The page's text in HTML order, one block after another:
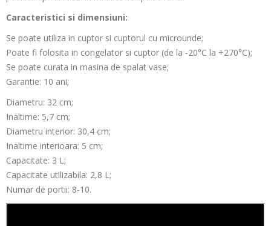
Caracteristici si dimensiuni:
Se poate utiliza in cuptor si cuptorul cu microunde;
Poate fi folosita in congelator si cuptor (de la -20°C la +270°C);
Se poate curata in masina de spalat vase;
Garantie: 10 ani;
Diametru: 32 cm;
Inaltime: 5,7 cm;
Diametru interior: 30,4 cm;
Inaltime interioara: 5 cm;
Capacitate: 3 L;
Capacitate utilizabila: 2,8 L;
Numar de portii: 8-10.